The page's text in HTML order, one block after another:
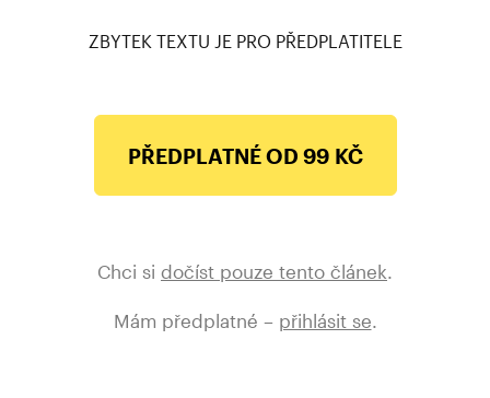
ZBYTEK TEXTU JE PRO PŘEDPLATITELE
PŘEDPLATNÉ OD 99 KČ
Chci si dočíst pouze tento článek.
Mám předplatné – přihlásit se.